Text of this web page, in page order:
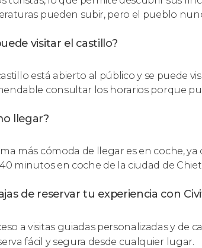
pueden subir, pero el pueblo
visitar el castillo?
está abierto al público y se puede
consultar los horarios porque
llegar?
más cómoda de llegar es en coche,
minutos en coche de la ciudad de
de reservar tu experiencia con
a visitas guiadas personalizadas y de
fácil y segura desde cualquier lugar.